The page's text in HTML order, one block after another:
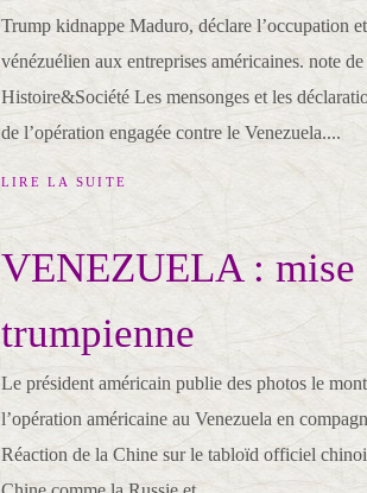
Trump kidnappe Maduro, déclare l’occupation
vénézuélien aux entreprises américaines. note
Histoire&Société Les mensonges et les
de l’opération engagée contre le Venezuela....
LIRE LA SUITE
VENEZUELA : mise
trumpienne
Le président américain publie des photos le
l’opération américaine au Venezuela en
Réaction de la Chine sur le tabloïd officiel